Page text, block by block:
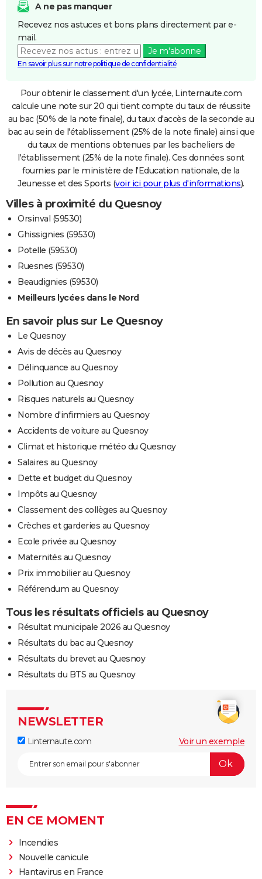
A ne pas manquer
Recevez nos astuces et bons plans directement par e-
mail.
Je m'abonne
En savoir plus sur notre politique de confidentialité
Pour obtenir le classement d'un lycée, Linternaute.com
calcule une note sur 20 qui tient compte du taux de réussite
au bac (50% de la note finale), du taux d'accès de la seconde au
bac au sein de l'établissement (25% de la note finale) ainsi que
du taux de mentions obtenues par les bacheliers de
l'établissement (25% de la note finale). Ces données sont
fournies par le ministère de l'Education nationale, de la
Jeunesse et des Sports (voir ici pour plus d'informations).
Villes à proximité du Quesnoy
Orsinval (59530)
Ghissignies (59530)
Potelle (59530)
Ruesnes (59530)
Beaudignies (59530)
Meilleurs lycées dans le Nord
En savoir plus sur Le Quesnoy
Le Quesnoy
Avis de décès au Quesnoy
Délinquance au Quesnoy
Pollution au Quesnoy
Risques naturels au Quesnoy
Nombre d'infirmiers au Quesnoy
Accidents de voiture au Quesnoy
Climat et historique météo du Quesnoy
Salaires au Quesnoy
Dette et budget du Quesnoy
Impôts au Quesnoy
Classement des collèges au Quesnoy
Crèches et garderies au Quesnoy
Ecole privée au Quesnoy
Maternités au Quesnoy
Prix immobilier au Quesnoy
Référendum au Quesnoy
Tous les résultats officiels au Quesnoy
Résultat municipale 2026 au Quesnoy
Résultats du bac au Quesnoy
Résultats du brevet au Quesnoy
Résultats du BTS au Quesnoy
NEWSLETTER
Linternaute.com Voir un exemple
EN CE MOMENT
Incendies
Nouvelle canicule
Hantavirus en France